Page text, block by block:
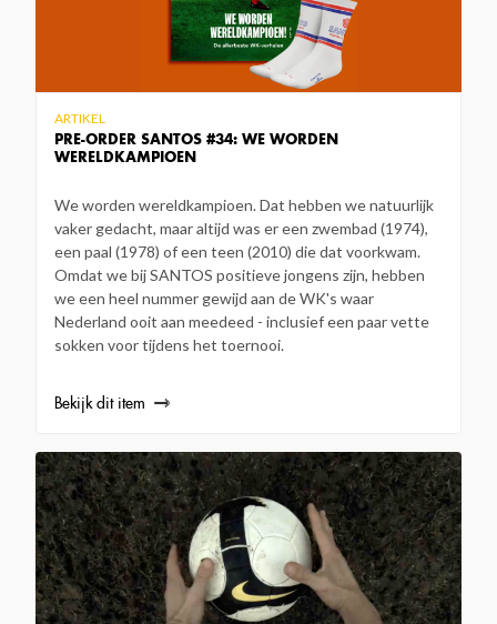
PRE-ORDER SANTOS #34: WE WORDEN
WERELDKAMPIOEN
ARTIKEL
We worden wereldkampioen. Dat hebben we natuurlijk
vaker gedacht, maar altijd was er een zwembad (1974),
een paal (1978) of een teen (2010) die dat voorkwam.
Omdat we bij SANTOS positieve jongens zijn, hebben
we een heel nummer gewijd aan de WK's waar
Nederland ooit aan meedeed - inclusief een paar vette
sokken voor tijdens het toernooi.
Bekijk dit item